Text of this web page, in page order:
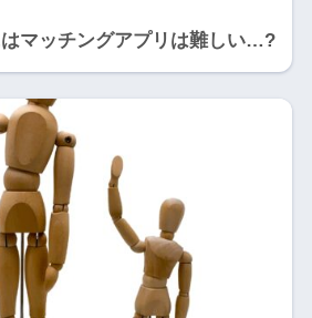
マッチングアプリは難しい…?